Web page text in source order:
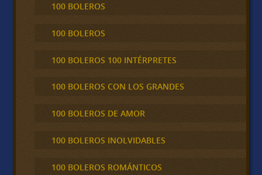
100 BOLEROS
100 BOLEROS
100 BOLEROS 100 INTÉRPRETES
100 BOLEROS CON LOS GRANDES
100 BOLEROS DE AMOR
100 BOLEROS INOLVIDABLES
100 BOLEROS ROMÁNTICOS